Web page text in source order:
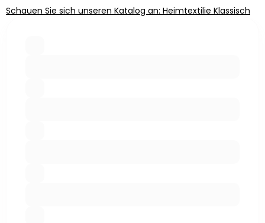
Schauen Sie sich unseren Katalog an: Heimtextilie Klassisch